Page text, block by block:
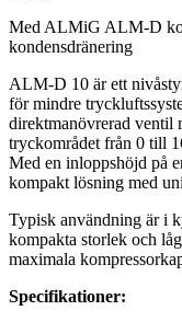
Med ALMiG ALM-D
kondensdränering
ALM-D 10 är ett
för mindre
direktmanövrerad ventil
tryckområdet från 0 till
Med en inloppshöjd på
kompakt lösning med
Typisk användning är i
kompakta storlek och
maximala
Specifikationer: